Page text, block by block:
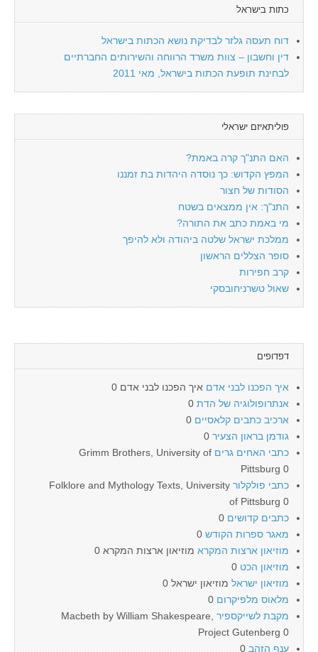
כתות בישראל
דוח תעסה גלזר לבדיקת נושא הכתות בישראל
דין וחשבון – צוות משרד הרווחה והשירותים החברתיים
לבחינת תופעת הכתות בישראל, מאי 2011
פוליתאיזם ישראלי
האם התנ"ך קרה באמת?
המפץ הקדוש: כך נוסדה היהדות בת זמננו
הסודות של חצור
התנ"ך: אין ממצאים בשטח
מי באמת כתב את התורה?
ממלכת ישראל שלטה ביהודה ולא להיפך
סופר הצללים הראשון
קרב חפירות
שאול טשרניחובסקי
דפדופים
איך הפכנו לבני אדם איך הפכנו לבני אדם 0
אנתרופולוגיה של הדת
ארכיב כתבים קלאסיים
גודמן בראון הצעיר
כתבי האחים גרים Grimm Brothers, University of
Pittsburg 0
כתבי פולקלור Folklore and Mythology Texts, University
of Pittsburg 0
כתבים קדושים
מאגר ספרות הקודש
מוזיאון ארצות המקרא מוזיאון ארצות המקרא 0
מוזיאון הכט
מוזיאון ישראל מוזיאון ישראל 0
מלאוס מלפיקרום
מקבת לשייקספיר Macbeth by William Shakespeare,
Project Gutenberg 0
ענף הזהב